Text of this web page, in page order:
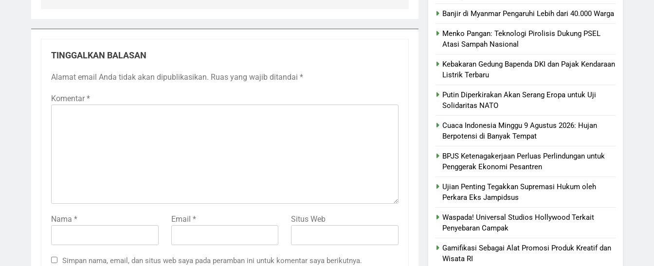
TINGGALKAN BALASAN
Alamat email Anda tidak akan dipublikasikan. Ruas yang wajib ditandai *
Komentar *
Nama * Email * Situs Web
Simpan nama, email, dan situs web saya pada peramban ini untuk komentar saya berikutnya.
Banjir di Myanmar Pengaruhi Lebih dari 40.000 Warga
Menko Pangan: Teknologi Pirolisis Dukung PSEL
Atasi Sampah Nasional
Kebakaran Gedung Bapenda DKI dan Pajak Kendaraan
Listrik Terbaru
Putin Diperkirakan Akan Serang Eropa untuk Uji
Solidaritas NATO
Cuaca Indonesia Minggu 9 Agustus 2026: Hujan
Berpotensi di Banyak Tempat
BPJS Ketenagakerjaan Perluas Perlindungan untuk
Penggerak Ekonomi Pesantren
Ujian Penting Tegakkan Supremasi Hukum oleh
Perkara Eks Jampidsus
Waspada! Universal Studios Hollywood Terkait
Penyebaran Campak
Gamifikasi Sebagai Alat Promosi Produk Kreatif dan
Wisata RI